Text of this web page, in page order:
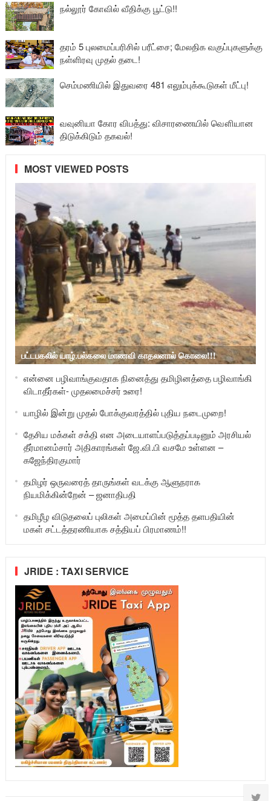
நல்லூர் கோவில் வீதிக்கு பூட்டு!!
தரம் 5 புலமைப்பரிசில் பரீட்சை; மேலதிக வகுப்புகளுக்கு
நள்ளிரவு முதல் தடை!
செம்மணியில் இதுவரை 481 எலும்புக்கூடுகள் மீட்பு!
வவுனியா கோர விபத்து: விசாரணையில் வௌியான
திடுக்கிடும் தகவல்!
MOST VIEWED POSTS
பட்டபகலில் யாழ்.பல்கலை மாணவி காதலனால் கொலை!!!
என்னை பழிவாங்குவதாக நினைத்து தமிழினத்தை பழிவாங்கி
விடாதீர்கள்- முதலமைச்சர் உரை!
யாழில் இன்று முதல் போக்குவரத்தில் புதிய நடைமுறை!
தேசிய மக்கள் சக்தி என அடையாளப்படுத்தப்படினும் அரசியல்
தீர்மானம்சார் அதிகாரங்கள் ஜே.வி.பி வசமே உள்ளன –
கஜேந்திரகுமார்
தமிழர் ஒருவரைத் தாருங்கள் வடக்கு ஆளுநராக
நியமிக்கின்றேன் – ஜனாதிபதி
தமிழீழ விடுதலைப் புலிகள் அமைப்பின் மூத்த தளபதியின்
மகள் சட்டத்தரணியாக சத்தியப் பிரமாணம்!!
JRIDE : TAXI SERVICE